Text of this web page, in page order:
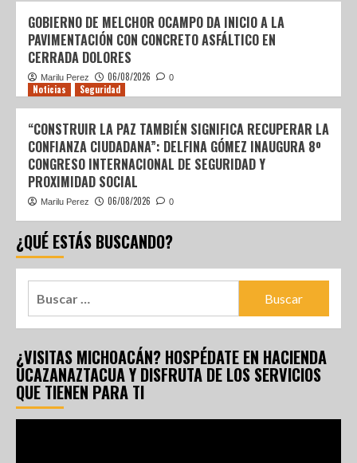
GOBIERNO DE MELCHOR OCAMPO DA INICIO A LA
PAVIMENTACIÓN CON CONCRETO ASFÁLTICO EN
CERRADA DOLORES
Marilu Perez 06/08/2026 0
Noticias Seguridad
“CONSTRUIR LA PAZ TAMBIÉN SIGNIFICA RECUPERAR LA
CONFIANZA CIUDADANA”: DELFINA GÓMEZ INAUGURA 8º
CONGRESO INTERNACIONAL DE SEGURIDAD Y
PROXIMIDAD SOCIAL
Marilu Perez 06/08/2026 0
¿QUÉ ESTÁS BUSCANDO?
¿VISITAS MICHOACÁN? HOSPÉDATE EN HACIENDA
UCAZANAZTACUA Y DISFRUTA DE LOS SERVICIOS
QUE TIENEN PARA TI